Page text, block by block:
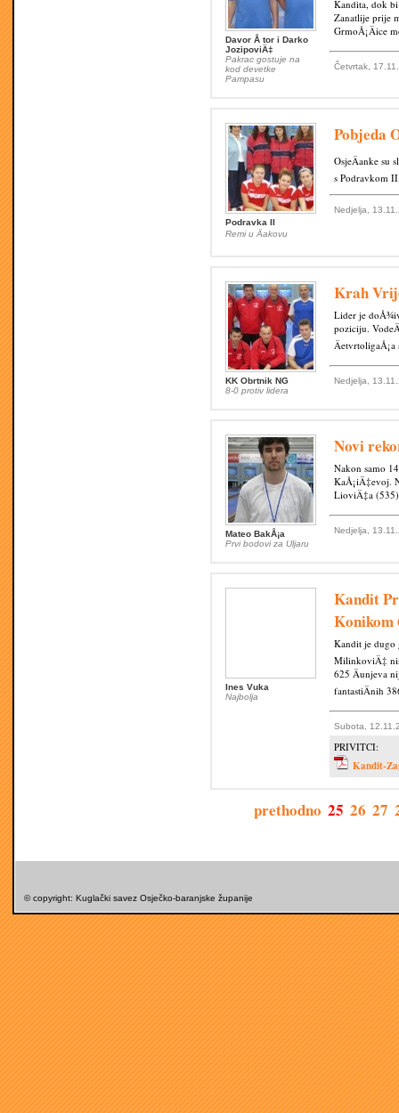
Davor Å tor i Darko
JozipoviÄ‡
Pakrac gostuje na
kod devetke
Pampasu
Kandita, dok
Zanatlije prije
GrmoÅ¡Äice
Četvrtak,
Podravka II
Remi u Äakovu
Pobjeda
OsjeÄanke
s Podravkom
Nedjelja,
KK Obrtnik NG
8-0 protiv lidera
Krah
Lider je
poziciju.
Nedjelja,
Mateo BakÅ¡a
Prvi bodovi za Uljaru
Novi
Nakon samo
KaÅ¡iÄ‡evoj.
LioviÄ‡a (535)
Nedjelja,
Ines Vuka
Najbolja
Kandit
Konikom
Kandit je dugo
MilinkoviÄ‡
625 Äunjeva
fantastiÄnih
Subota,
PRIVITCI:
Kandit-
prethodno 25 26 27
© copyright: Kuglački savez Osječko-baranjske županije